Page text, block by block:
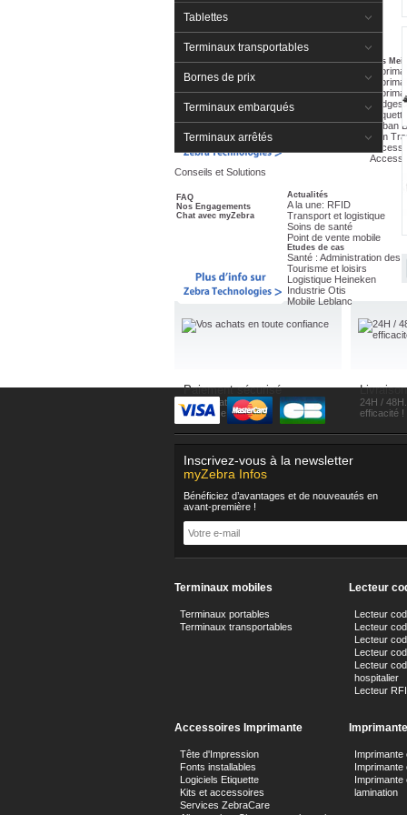
Actualités
Solutions Industries
Univers Etiquettes
Univers Badges
Nos
Badges
Etiquettes
Ruban
Film
Conseils et Solutions
FAQ
Nos Engagements
Chat avec myZebra
Actualités
A la une: RFID
Transport et logistique
Soins de santé
Point de vente mobile
Etudes de cas
Santé : Administration des
Tourisme et loisirs
Logistique Heineken
Industrie Otis
Mobile Leblanc
Tablettes
Terminaux transportables
Bornes de prix
Terminaux embarqués
Terminaux arrêtés
Paiement sécurisé
Vos achats en toute
confiance
Livraison
24H /
efficacité !
Inscrivez-vous à la newsletter
myZebra Infos
Bénéficiez d’avantages et de nouveautés en
avant-première !
Terminaux mobiles
Terminaux portables
Terminaux transportables
Lecteur
Lecteur
Lecteur
Lecteur
Lecteur
Lecteur
hospitalier
Lecteur
Accessoires Imprimante
Tête d'Impression
Fonts installables
Logiciels Etiquette
Kits et accessoires
Services ZebraCare
Imprimante
Imprimante
lamination